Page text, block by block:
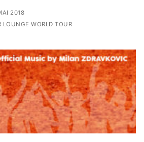
2018
LOUNGE WORLD TOUR